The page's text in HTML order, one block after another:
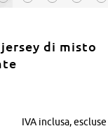
di misto
IVA inclusa, escluse